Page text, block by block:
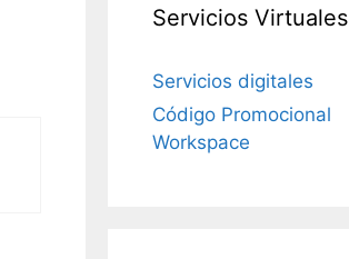
Servicios Virtuales
Servicios digitales
Código Promocional
Workspace